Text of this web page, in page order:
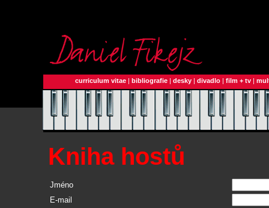
curriculum vitae | bibliografie | desky | divadlo | film + tv |
Kniha hostů
Jméno
E-mail